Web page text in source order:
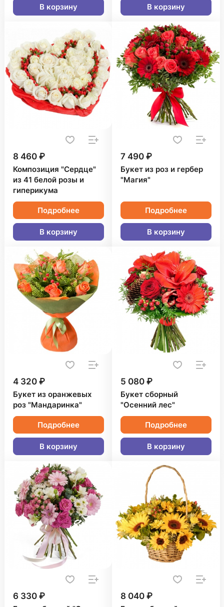
В корзину В корзину
8 460 ₽
Композиция "Сердце"
из 41 белой розы и
гиперикума
Подробнее
В корзину
7 490 ₽
Букет из роз и гербер
"Магия"
Подробнее
В корзину
4 320 ₽
Букет из оранжевых
роз "Мандаринка"
Подробнее
В корзину
5 080 ₽
Букет сборный
"Осенний лес"
Подробнее
В корзину
6 330 ₽ 8 040 ₽